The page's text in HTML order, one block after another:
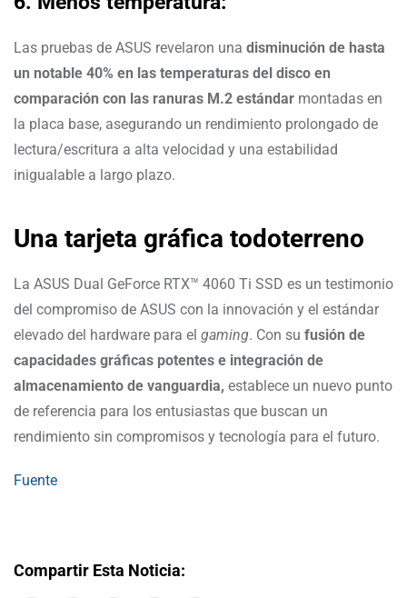
Las pruebas de ASUS revelaron una disminución de hasta
un notable 40% en las temperaturas del disco en
comparación con las ranuras M.2 estándar montadas en
la placa base, asegurando un rendimiento prolongado de
lectura/escritura a alta velocidad y una estabilidad
inigualable a largo plazo.
Una tarjeta gráfica todoterreno
La ASUS Dual GeForce RTX™ 4060 Ti SSD es un testimonio
del compromiso de ASUS con la innovación y el estándar
elevado del hardware para el gaming. Con su fusión de
capacidades gráficas potentes e integración de
almacenamiento de vanguardia, establece un nuevo punto
de referencia para los entusiastas que buscan un
rendimiento sin compromisos y tecnología para el futuro.
Fuente
Compartir Esta Noticia: